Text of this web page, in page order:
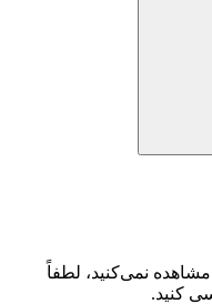
نمی‌کنید، لطفاً
کنید.